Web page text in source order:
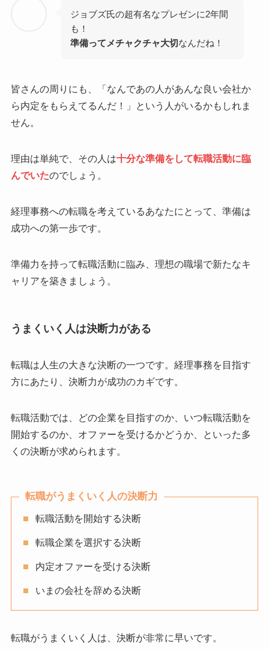
ジョブズ氏の超有名なプレゼンに2年間
も！
準備ってメチャクチャ大切なんだね！
皆さんの周りにも、「なんであの人があんな良い会社か
ら内定をもらえてるんだ！」という人がいるかもしれま
せん。
理由は単純で、その人は十分な準備をして転職活動に臨
んでいたのでしょう。
経理事務への転職を考えているあなたにとって、準備は
成功への第一歩です。
準備力を持って転職活動に臨み、理想の職場で新たなキ
ャリアを築きましょう。
うまくいく人は決断力がある
転職は人生の大きな決断の一つです。経理事務を目指す
方にあたり、決断力が成功のカギです。
転職活動では、どの企業を目指すのか、いつ転職活動を
開始するのか、オファーを受けるかどうか、といった多
くの決断が求められます。
転職がうまくいく人の決断力
転職活動を開始する決断
転職企業を選択する決断
内定オファーを受ける決断
いまの会社を辞める決断
転職がうまくいく人は、決断が非常に早いです。